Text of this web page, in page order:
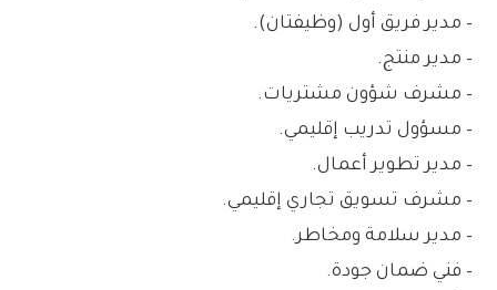
– مدير فريق أول (وظيفتان).
– مدير منتج.
– مشرف شؤون مشتريات.
– مسؤول تدريب إقليمي.
– مدير تطوير أعمال.
– مشرف تسويق تجاري إقليمي.
– مدير سلامة ومخاطر.
– فني ضمان جودة.